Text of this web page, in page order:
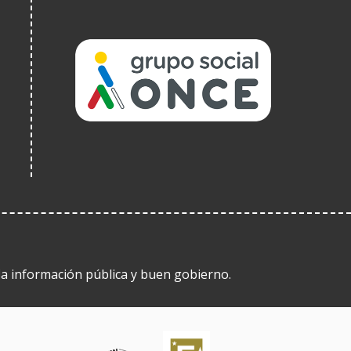
información pública y buen gobierno.